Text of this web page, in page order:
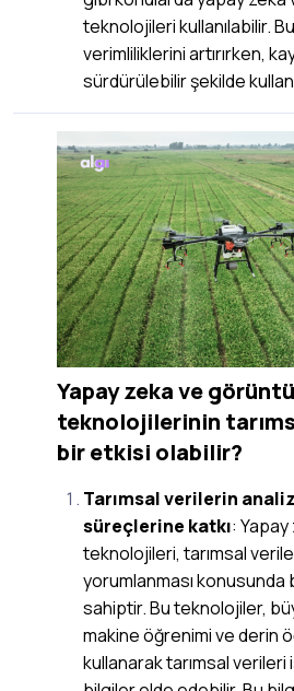
teknolojileri kullanılabilir.
verimliliklerini artırırken,
sürdürülebilir şekilde
Yapay zeka ve
teknolojilerinin
bir etkisi olabilir?
Tarımsal verilerin
süreçlerine katkı:
teknolojileri, tarımsal
yorumlanması konusunda
sahiptir. Bu teknolojiler,
makine öğrenimi ve derin
kullanarak tarımsal